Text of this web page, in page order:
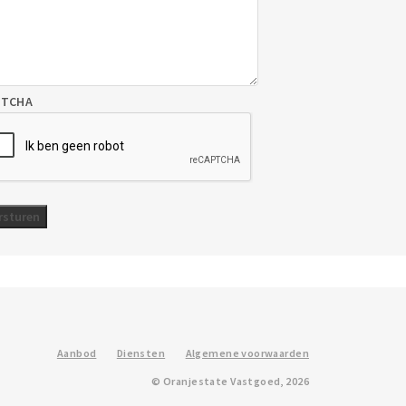
Aanbod Diensten Algemene voorwaarden
© Oranjestate Vastgoed, 2026